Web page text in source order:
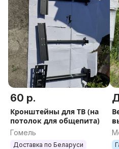
60 р.
Кронштейны для ТВ (на
потолок для общепита)
Гомель
Доставка по Беларуси